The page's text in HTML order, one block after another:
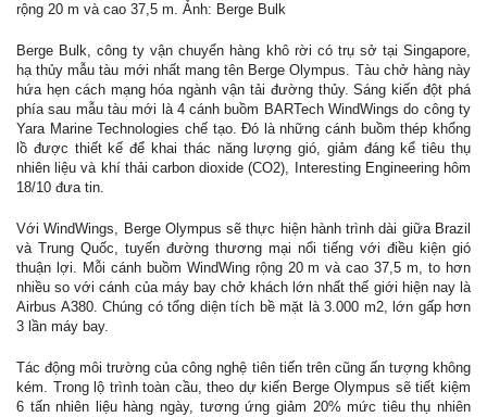
rộng 20 m và cao 37,5 m. Ảnh: Berge Bulk
Berge Bulk, công ty vận chuyển hàng khô rời có trụ sở tại Singapore,
hạ thủy mẫu tàu mới nhất mang tên Berge Olympus. Tàu chở hàng này
hứa hẹn cách mạng hóa ngành vận tải đường thủy. Sáng kiến đột phá
phía sau mẫu tàu mới là 4 cánh buồm BARTech WindWings do công ty
Yara Marine Technologies chế tạo. Đó là những cánh buồm thép khổng
lồ được thiết kế để khai thác năng lượng gió, giảm đáng kể tiêu thụ
nhiên liệu và khí thải carbon dioxide (CO2), Interesting Engineering hôm
18/10 đưa tin.
Với WindWings, Berge Olympus sẽ thực hiện hành trình dài giữa Brazil
và Trung Quốc, tuyến đường thương mại nổi tiếng với điều kiện gió
thuận lợi. Mỗi cánh buồm WindWing rộng 20 m và cao 37,5 m, to hơn
nhiều so với cánh của máy bay chở khách lớn nhất thế giới hiện nay là
Airbus A380. Chúng có tổng diện tích bề mặt là 3.000 m2, lớn gấp hơn
3 lần máy bay.
Tác động môi trường của công nghệ tiên tiến trên cũng ấn tượng không
kém. Trong lộ trình toàn cầu, theo dự kiến Berge Olympus sẽ tiết kiệm
6 tấn nhiên liệu hàng ngày, tương ứng giảm 20% mức tiêu thụ nhiên